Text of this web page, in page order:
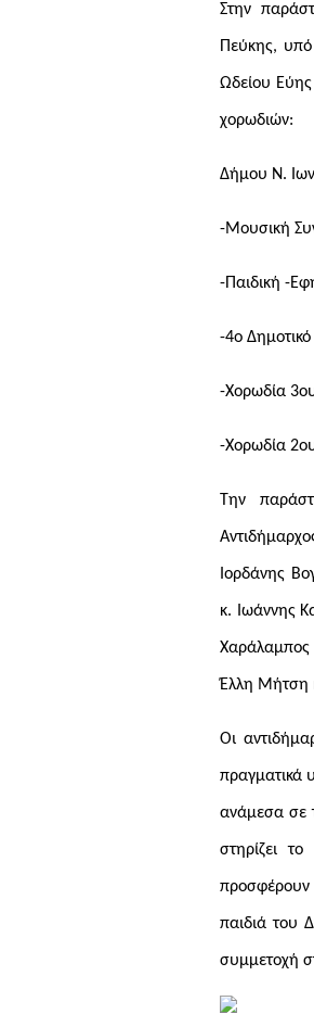
Στην
Πεύκης, υπό
Ωδείου Εύης
χορωδιών:
Δήμου Ν.
-Μουσική
-Παιδική -
-4ο
-Χορωδία
-Χορωδία
Την
Ιορδάνης
κ. Ιωάννης
Χαράλαμπος
Έλλη Μήτση
Οι
πραγματικά
ανάμεσα σε
στηρίζει
προσφέρουν
παιδιά του
συμμετοχή